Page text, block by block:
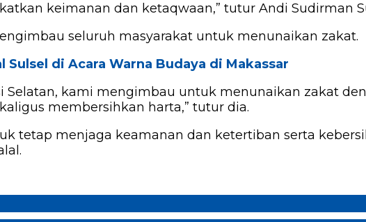
keimanan dan ketaqwaan,” tutur Andi Sudirman
seluruh masyarakat untuk menunaikan zakat.
di Acara Warna Budaya di Makassar
Selatan, kami mengimbau untuk menunaikan zakat
membersihkan harta,” tutur dia.
tetap menjaga keamanan dan ketertiban serta